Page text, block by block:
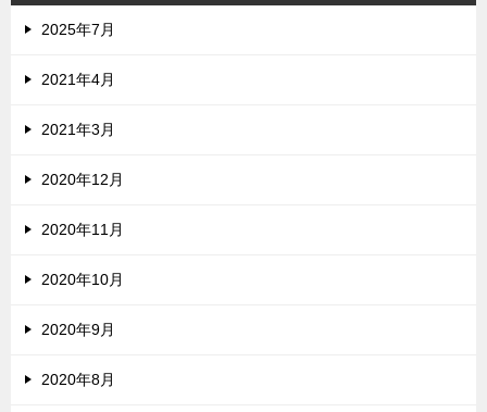
2025年7月
2021年4月
2021年3月
2020年12月
2020年11月
2020年10月
2020年9月
2020年8月